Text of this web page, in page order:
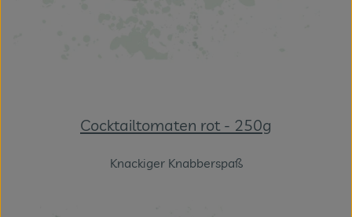
Cocktailtomaten rot - 250g
Knackiger Knabberspaß